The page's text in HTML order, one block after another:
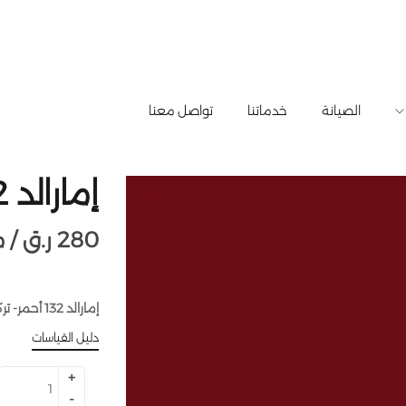
الصيانة خدماتنا تواصل معنا
إمارالد 132 أحمر
متر طولي / 280 ر.ق
إمارالد 132 أحمر- تركيا – 1.3 متر عرض
دليل القياسات